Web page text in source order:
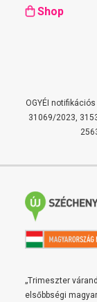
Shop
OGYÉI
31069/2023,
„Trimeszter
elsőbbségi